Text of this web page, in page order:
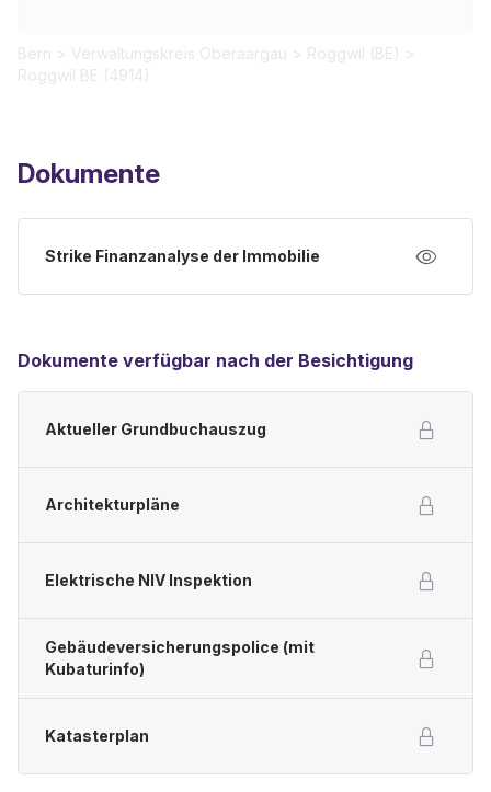
Bern > Verwaltungskreis Oberaargau > Roggwil (BE) >
Roggwil BE (4914)
Dokumente
Strike Finanzanalyse der Immobilie
Dokumente verfügbar nach der Besichtigung
Aktueller Grundbuchauszug
Architekturpläne
Elektrische NIV Inspektion
Gebäudeversicherungspolice (mit
Kubaturinfo)
Katasterplan